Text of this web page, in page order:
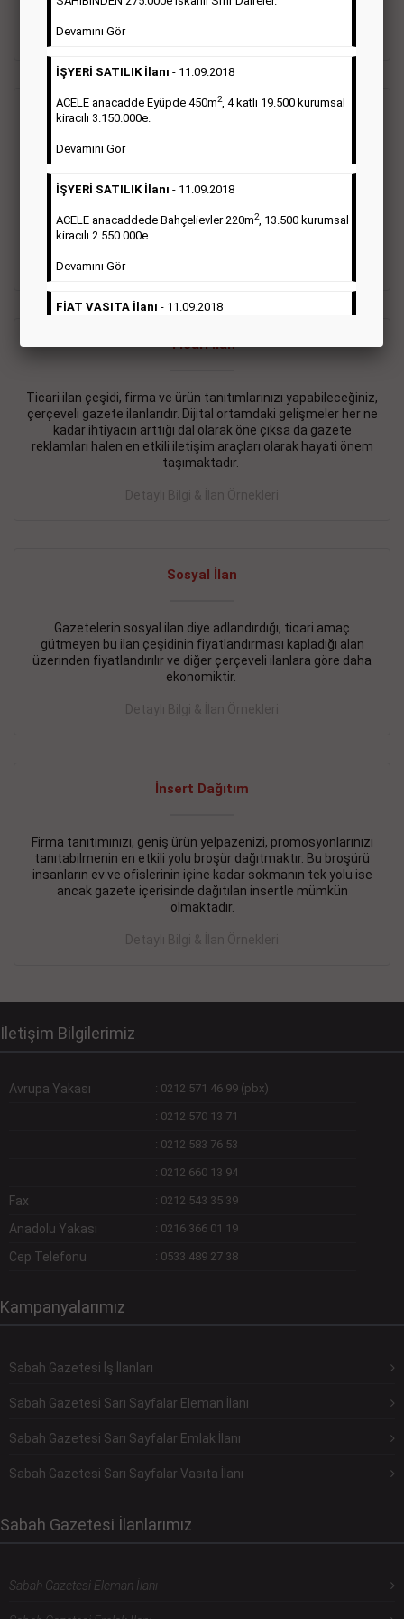
Detaylı Bilgi & İlan Örnekleri
Vasıta İlanı
Sarı sayfa ilanlar alım- satım, duyuru, mini reklam şeklinde
ifade edilebilen ilanlardır. Gazetelerin tirajını önemli ölçüde
etkilerler ve gazete gelirlerinin de önemli bir bölümünü
oluştururlar.Sabah sarı sayfa eleman ilanlarında 6 kelime
sayısı şartı aranmamaktadır.
Detaylı Bilgi & İlan Örnekleri
Ticari İlan
Ticari ilan çeşidi, firma ve ürün tanıtımlarınızı yapabileceğiniz,
çerçeveli gazete ilanlarıdır. Dijital ortamdaki gelişmeler her ne
kadar ihtiyacın arttığı dal olarak öne çıksa da gazete
reklamları halen en etkili iletişim araçları olarak hayati önem
taşımaktadır.
Detaylı Bilgi & İlan Örnekleri
Sosyal İlan
Gazetelerin sosyal ilan diye adlandırdığı, ticari amaç
gütmeyen bu ilan çeşidinin fiyatlandırması kapladığı alan
üzerinden fiyatlandırılır ve diğer çerçeveli ilanlara göre daha
ekonomiktir.
Detaylı Bilgi & İlan Örnekleri
İnsert Dağıtım
Firma tanıtımınızı, geniş ürün yelpazenizi, promosyonlarınızı
tanıtabilmenin en etkili yolu broşür dağıtmaktır. Bu broşürü
insanların ev ve ofislerinin içine kadar sokmanın tek yolu ise
ancak gazete içerisinde dağıtılan insertle mümkün
olmaktadır.
Detaylı Bilgi & İlan Örnekleri
İletişim Bilgilerimiz
Avrupa Yakası : 0212 571 46 99 (pbx)
: 0212 570 13 71
: 0212 583 76 53
: 0212 660 13 94
Fax : 0212 543 35 39
Anadolu Yakası : 0216 366 01 19
Cep Telefonu : 0533 489 27 38
Kampanyalarımız
Sabah Gazetesi İş İlanları
Sabah Gazetesi Sarı Sayfalar Eleman İlanı
Sabah Gazetesi Sarı Sayfalar Emlak İlanı
Sabah Gazetesi Sarı Sayfalar Vasıta İlanı
Sabah Gazetesi İlanlarımız
Sabah Gazetesi Eleman İlanı
Devamını Gör
İŞYERİ SATILIK İlanı - 11.09.2018
ACELE anacadde Eyüpde 450m2, 4 katlı 19.500 kurumsal
kiracılı 3.150.000e.
Devamını Gör
İŞYERİ SATILIK İlanı - 11.09.2018
ACELE anacaddede Bahçelievler 220m2, 13.500 kurumsal
kiracılı 2.550.000e.
Devamını Gör
FİAT VASITA İlanı - 11.09.2018
2.800.000e kurumsal mağaza.
BAKIRKÖY SATILIK İlanı- 11.09.2018
KARTALTEPEde kelepir 2+ 1 satılık daire
İŞYERİ KİRALIK İlanı - 11.09.2018
BEYLİKDÜZÜ Kavaklıda 4 katlı bina
DEVREMÜLK KİRALIK İlanı- 11.09.2018
SİNYE Tekstile Şoförlüğü olan 35 yaşını aşmamış, Depo
elemanı alınacaktır. Osmanbey, Şişli
Devamını Gör